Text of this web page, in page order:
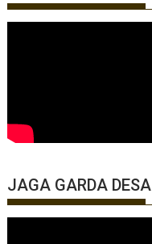
JAGA GARDA DESA